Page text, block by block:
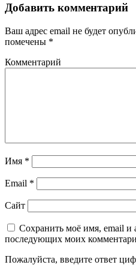
Добавить комментарий
Ваш адрес email не будет
помечены *
Комментарий
Имя *
Email *
Сайт
Сохранить моё имя, email и
последующих моих
Пожалуйста, введите ответ